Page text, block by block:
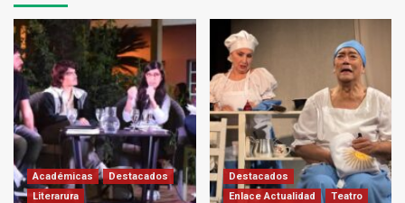
Académicas
Destacados
Literarura
Destacados
Enlace Actualidad
Teatro